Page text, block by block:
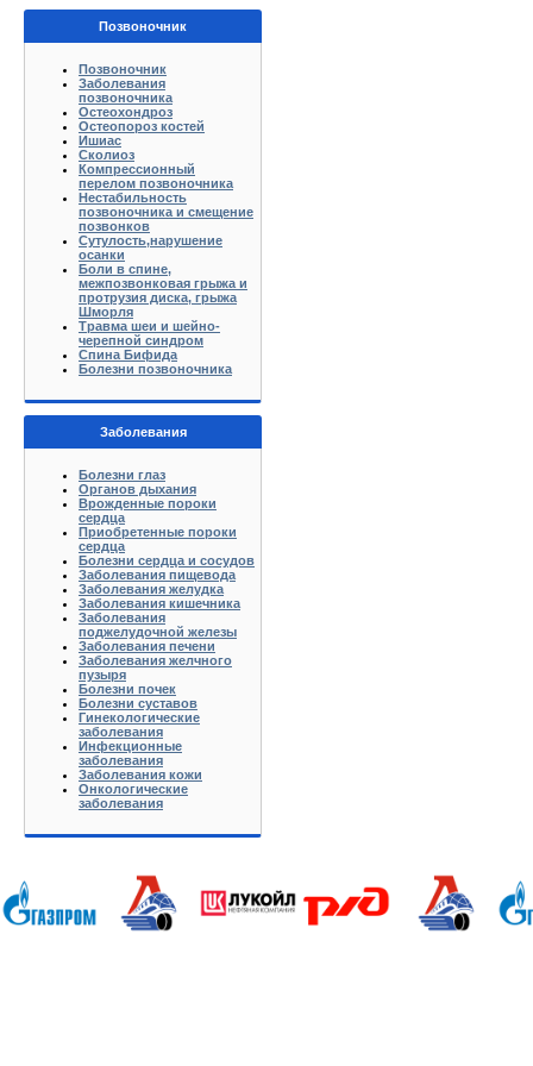
Позвоночник
Позвоночник
Заболевания
позвоночника
Остеохондроз
Остеопороз костей
Ишиас
Сколиоз
Компрессионный
перелом позвоночника
Нестабильность
позвоночника и смещение
позвонков
Сутулость,нарушение
осанки
Боли в спине,
межпозвонковая грыжа и
протрузия диска, грыжа
Шморля
Травма шеи и шейно-
черепной синдром
Спина Бифида
Болезни позвоночника
Заболевания
Болезни глаз
Органов дыхания
Врожденные пороки
сердца
Приобретенные пороки
сердца
Болезни сердца и сосудов
Заболевания пищевода
Заболевания желудка
Заболевания кишечника
Заболевания
поджелудочной железы
Заболевания печени
Заболевания желчного
пузыря
Болезни почек
Болезни суставов
Гинекологические
заболевания
Инфекционные
заболевания
Заболевания кожи
Онкологические
заболевания